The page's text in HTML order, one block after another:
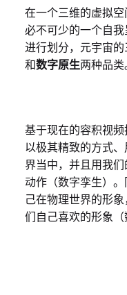
在一个三维的虚拟
必不可少的一个自
进行划分，元宇宙
和数字原生两种品类
基于现在的容积视
以极其精致的方式
界当中，并且用我
动作（数字孪生）
己在物理世界的形
们自己喜欢的形象（